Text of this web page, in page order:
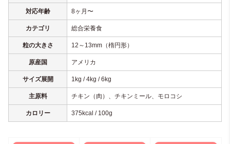
対応年齢 8ヶ月〜
カテゴリ 総合栄養食
粒の大きさ 12～13mm（楕円形）
原産国 アメリカ
サイズ展開 1kg / 4kg / 6kg
主原料 チキン（肉）、チキンミール、モロコシ
カロリー 375kcal / 100g